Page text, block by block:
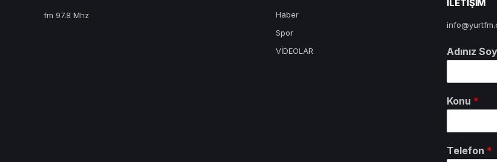
fm 97.8 Mhz
Haber
Spor
VİDEOLAR
ILETIŞIM
Adınız
Konu *
Telefon *